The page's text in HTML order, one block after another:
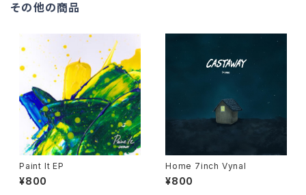
その他の商品
Paint It EP
¥800
Home 7inch Vynal
¥800